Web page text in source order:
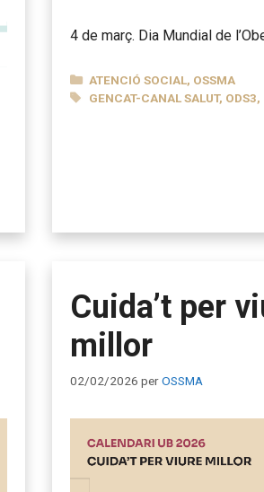
4 de març. Dia Mundial de
CATEGORIES
ATENCIÓ SOCIAL, OSSMA
ETIQUETES
GENCAT-CANAL SALUT, ODS3,
Cuida’t per
millor
02/02/2026 perOSSMA